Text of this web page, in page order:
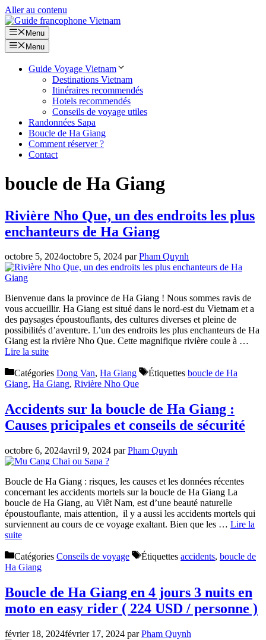
Aller au contenu
Menu
Menu
Guide Voyage Vietnam
Destinations Vietnam
Itinéraires recommendés
Hotels recommendés
Conseils de voyage utiles
Randonnées Sapa
Boucle de Ha Giang
Comment réserver ?
Contact
boucle de Ha Giang
Rivière Nho Que, un des endroits les plus
enchanteurs de Ha Giang
octobre 5, 2024octobre 5, 2024 parPham Quynh
Bienvenue dans la province de Ha Giang ! Nous sommes ravis de
vous accueillir. Ha Giang est situé dans le nord-est du Vietnam et a
des paysages époustouflants, des cultures diverses et pleine de
possibilités d’aventure. L’un des endroits les plus enchanteurs de Ha
Giang est la rivière Nho Que. Cette magnifique rivière coule à …
Lire la suite
Catégories Dong Van, Ha Giang Étiquettes boucle de Ha
Giang, Ha Giang, Rivière Nho Que
Accidents sur la boucle de Ha Giang :
Causes pricipales et conseils de sécurité
octobre 6, 2024avril 9, 2024 parPham Quynh
Boucle de Ha Giang : risques, les causes et les données récentes
concernant les accidents mortels sur la boucle de Ha Giang La
boucle de Ha Giang, au Viêt Nam, est d’une beauté naturelle
époustouflante, mais attention, il y a aussi les accidents mortels qui
surviennent au cours de ce voyage exaltant. Bien que les … Lire la
suite
Catégories Conseils de voyage Étiquettes accidents, boucle de
Ha Giang
Boucle de Ha Giang en 4 jours 3 nuits en
moto en easy rider ( 224 USD / personne )
février 18, 2024février 17, 2024 parPham Quynh